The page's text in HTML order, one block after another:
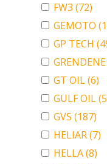
FW3 (72)
GEMOTO
GP TECH
GRENDENE
GT OIL(6)
GULF OIL
GVS (187)
HELIAR(7)
HELLA(8)